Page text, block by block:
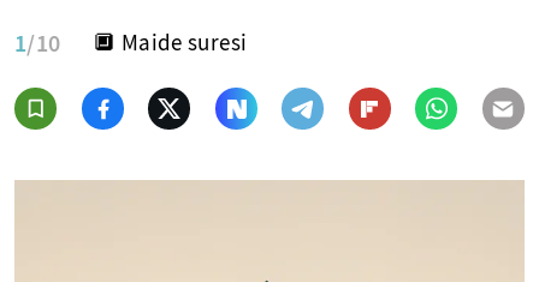
1/10 🔲 Maide suresi